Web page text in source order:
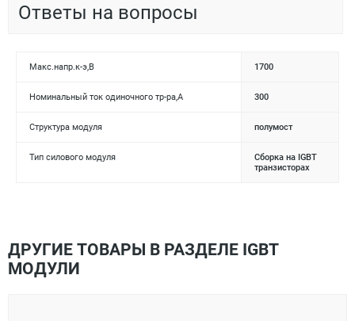
Ответы на вопросы
Макс.напр.к-э,В 1700
Номинальный ток одиночного тр-ра,А 300
Структура модуля полумост
Тип силового модуля
Сборка на IGBT
транзисторах
ДРУГИЕ ТОВАРЫ В РАЗДЕЛЕ IGBT
МОДУЛИ